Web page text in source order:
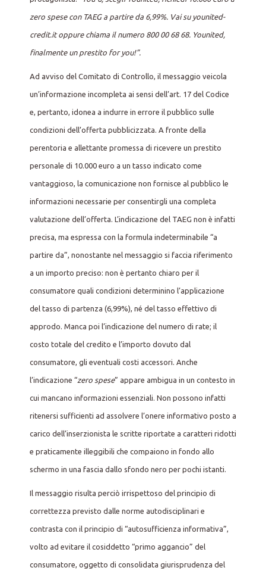
zero spese con TAEG a partire da 6,99%. Vai su younited-
credit.it oppure chiama il numero 800 00 68 68. Younited,
finalmente un prestito for you!”.
Ad avviso del Comitato di Controllo, il messaggio veicola
un’informazione incompleta ai sensi dell’art. 17 del Codice
e, pertanto, idonea a indurre in errore il pubblico sulle
condizioni dell’offerta pubblicizzata. A fronte della
perentoria e allettante promessa di ricevere un prestito
personale di 10.000 euro a un tasso indicato come
vantaggioso, la comunicazione non fornisce al pubblico le
informazioni necessarie per consentirgli una completa
valutazione dell’offerta. L’indicazione del TAEG non è infatti
precisa, ma espressa con la formula indeterminabile “a
partire da”, nonostante nel messaggio si faccia riferimento
a un importo preciso: non è pertanto chiaro per il
consumatore quali condizioni determinino l’applicazione
del tasso di partenza (6,99%), né del tasso effettivo di
approdo. Manca poi l’indicazione del numero di rate; il
costo totale del credito e l’importo dovuto dal
consumatore, gli eventuali costi accessori. Anche
l’indicazione “zero spese” appare ambigua in un contesto in
cui mancano informazioni essenziali. Non possono infatti
ritenersi sufficienti ad assolvere l’onere informativo posto a
carico dell’inserzionista le scritte riportate a caratteri ridotti
e praticamente illeggibili che compaiono in fondo allo
schermo in una fascia dallo sfondo nero per pochi istanti.
Il messaggio risulta perciò irrispettoso del principio di
correttezza previsto dalle norme autodisciplinari e
contrasta con il principio di “autosufficienza informativa”,
volto ad evitare il cosiddetto “primo aggancio” del
consumatore, oggetto di consolidata giurisprudenza del